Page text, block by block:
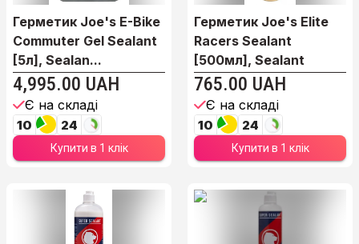
Герметик Joe's E-Bike
Commuter Gel Sealant
[5л], Sealan...
4,995.00 UAH
Є на складі
10 24
Купити в 1 клік
Герметик Joe's Elite
Racers Sealant
[500мл], Sealant
765.00 UAH
Є на складі
10 24
Купити в 1 клік